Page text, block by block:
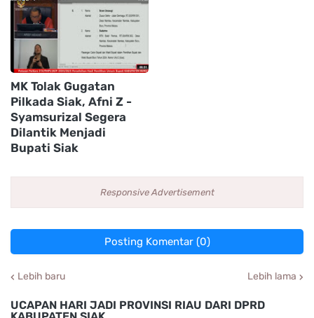
MK Tolak Gugatan
Pilkada Siak, Afni Z -
Syamsurizal Segera
Dilantik Menjadi
Bupati Siak
Responsive Advertisement
Posting Komentar (0)
Lebih baru Lebih lama
UCAPAN HARI JADI PROVINSI RIAU DARI DPRD